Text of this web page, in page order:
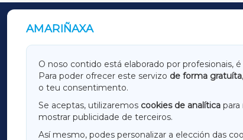
AMARIÑAXA
O noso contido está elaborado por profesionais,
Para poder ofrecer este servizo de forma gratuíta
o teu consentimento.
Se aceptas, utilizaremos cookies de analítica
mostrar publicidade de terceiros.
Así mesmo, podes personalizar a elección das
OUTROS PERIÓDICOS
GALICIAXA
AMARIÑAXA
OURENSEXA